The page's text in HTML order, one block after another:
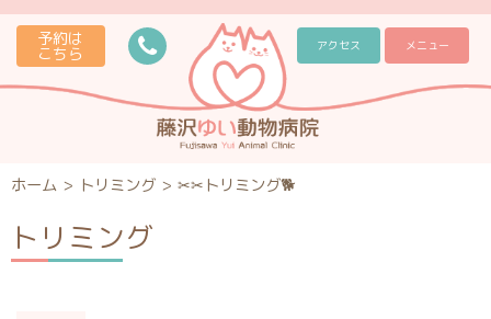
予約は
こちら アクセス メニュー
ホーム > トリミング > ✂✂トリミング🐕
トリミング